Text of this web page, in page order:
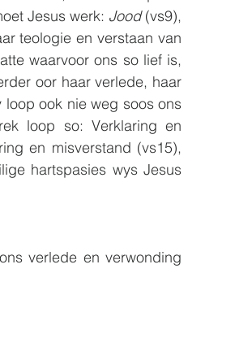
Jesus werk: Jood (vs9),
teologie en verstaan van
waarvoor ons so lief is,
oor haar verlede, haar
ook nie weg soos ons
loop so: Verklaring en
en misverstand (vs15),
hartspasies wys Jesus
verlede en verwonding